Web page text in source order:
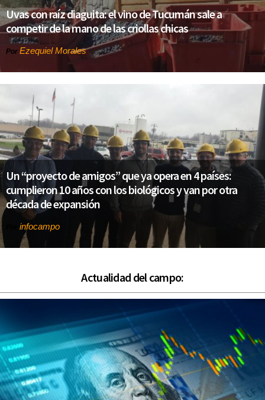
Uvas con raíz diaguita: el vino de Tucumán sale a
competir de la mano de las criollas chicas
Por Ezequiel Morales
Un “proyecto de amigos” que ya opera en 4 países:
cumplieron 10 años con los biológicos y van por otra
década de expansión
infocampo
Actualidad del campo: